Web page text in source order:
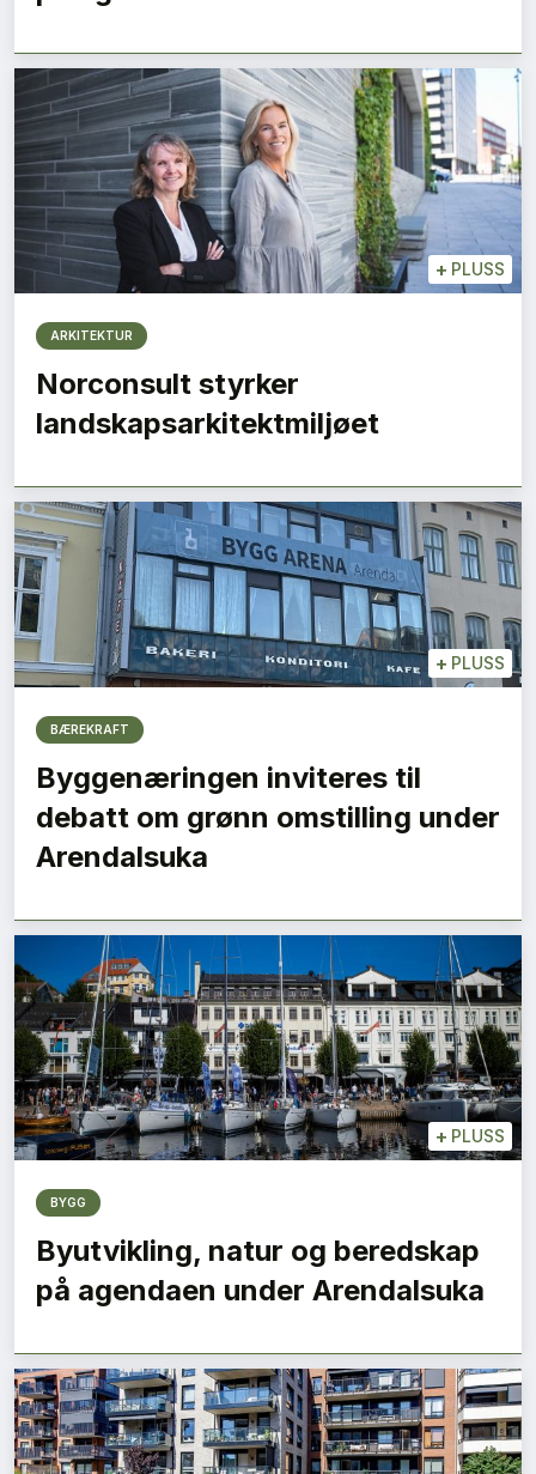
+ PLUSS
ARKITEKTUR
Norconsult styrker
landskapsarkitektmiljøet
+ PLUSS
BÆREKRAFT
Byggenæringen inviteres til
debatt om grønn omstilling under
Arendalsuka
+ PLUSS
BYGG
Byutvikling, natur og beredskap
på agendaen under Arendalsuka